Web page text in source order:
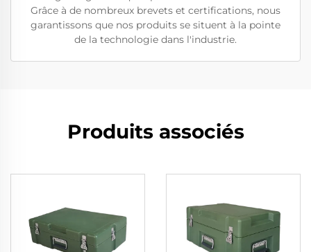
Grâce à de nombreux brevets et certifications, nous
garantissons que nos produits se situent à la pointe
de la technologie dans l'industrie.
Produits associés